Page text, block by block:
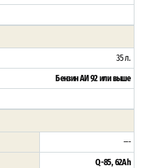
35 л.
Бензин АИ 92 или выше
---
Q-85, 62Ah